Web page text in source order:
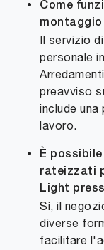
Come
Il servizio
personale
preavviso
include una
lavoro.
È
rateizzati
Light
Sì, il
diverse
facilitare